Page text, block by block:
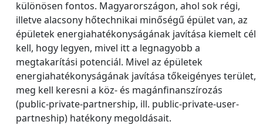
különösen fontos. Magyarországon, ahol sok régi,
illetve alacsony hőtechnikai minőségű épület van, az
épületek energiahatékonyságának javítása kiemelt cél
kell, hogy legyen, mivel itt a legnagyobb a
megtakarítási potenciál. Mivel az épületek
energiahatékonyságának javítása tőkeigényes terület,
meg kell keresni a köz- és magánfinanszírozás
(public-private-partnership, ill. public-private-user-
partneship) hatékony megoldásait.